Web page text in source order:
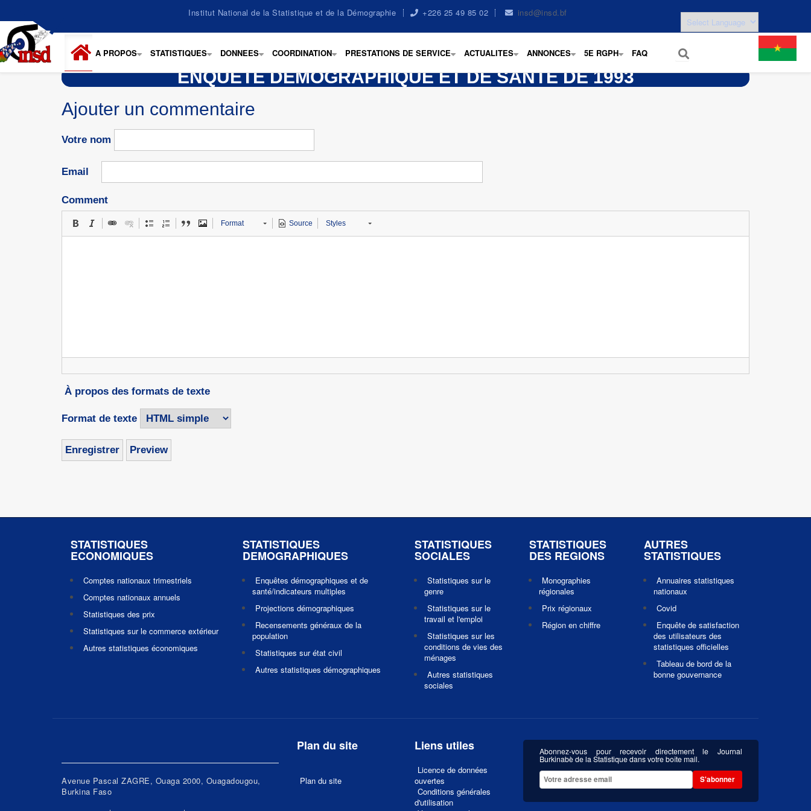
contenu
principal
Institut National de la Statistique et de la Démographie +226 25 49 85 02 insd@insd.bf
+
A PROPOS
+
STATISTIQUES
+
DONNEES
+
COORDINATION
+
PRESTATIONS DE SERVICE
+
ACTUALITES
+
ANNONCES
+
5E RGPH FAQ
ENQUÊTE DÉMOGRAPHIQUE ET DE SANTÉ DE 1993
Ajouter un commentaire
Votre nom
Email
Comment
Format Source Styles
À propos des formats de texte
Format de texte
STATISTIQUES
ECONOMIQUES
Comptes nationaux trimestriels
Comptes nationaux annuels
Statistiques des prix
Statistiques sur le commerce extérieur
Autres statistiques économiques
STATISTIQUES
DEMOGRAPHIQUES
Enquêtes démographiques et de
santé/indicateurs multiples
Projections démographiques
Recensements généraux de la
population
Statistiques sur état civil
Autres statistiques démographiques
STATISTIQUES
SOCIALES
Statistiques sur le
genre
Statistiques sur le
travail et l'emploi
Statistiques sur les
conditions de vies des
ménages
Autres statistiques
sociales
STATISTIQUES
DES REGIONS
Monographies
régionales
Prix régionaux
Région en chiffre
AUTRES
STATISTIQUES
Annuaires statistiques
nationaux
Covid
Enquête de satisfaction
des utilisateurs des
statistiques officielles
Tableau de bord de la
bonne gouvernance
Avenue Pascal ZAGRE, Ouaga 2000, Ouagadougou,
Burkina Faso
Plan du site
Plan du site
Liens utiles
Licence de données
ouvertes
Conditions générales
d'utilisation
Abonnez-vous pour recevoir directement le Journal
Burkinabè de la Statistique dans votre boîte mail.
S'abonner